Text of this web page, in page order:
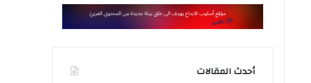
أحدث المقالات